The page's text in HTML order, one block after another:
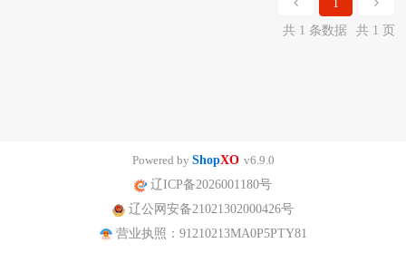
1
共 1 条数据
共 1 页
Powered by ShopXO v6.9.0
辽ICP备2026001180号
辽公网安备21021302000426号
营业执照：91210213MA0P5PTY81